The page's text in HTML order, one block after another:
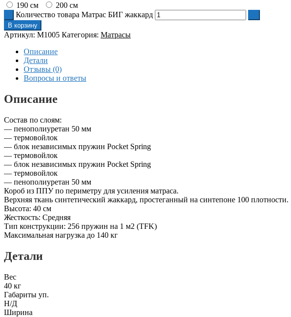
190 см
200 см
Количество товара Матрас БИГ жаккард
В корзину
Артикул: M1005 Категория: Матрасы
Описание
Детали
Отзывы (0)
Вопросы и ответы
Описание
Состав по слоям:
— пенополиуретан 50 мм
— термовойлок
— блок независимых пружин Pocket Spring
— термовойлок
— блок независимых пружин Pocket Spring
— термовойлок
— пенополиуретан 50 мм
Короб из ППУ по периметру для усиления матраса.
Верхняя ткань синтетический жаккард, простеганный на синтепоне 100 плотности.
Высота: 40 см
Жесткость: Средняя
Тип конструкции: 256 пружин на 1 м2 (TFK)
Максимальная нагрузка до 140 кг
Детали
Вес
40 кг
Габариты уп.
Н/Д
Ширина